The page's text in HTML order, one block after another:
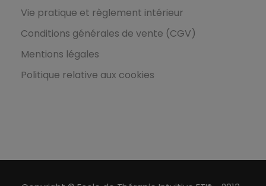
Vie pratique et règlement intérieur
Conditions générales de vente (CGV)
Mentions légales
Politique relative aux cookies